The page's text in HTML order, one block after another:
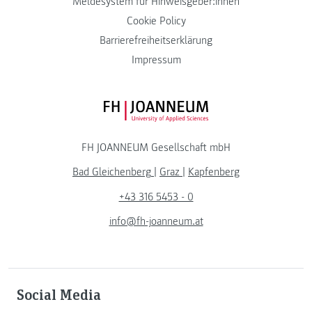
Cookie Policy
Barrierefreiheitserklärung
Impressum
FH JOANNEUM Logo
FH JOANNEUM Gesellschaft mbH
Bad Gleichenberg
Graz
Kapfenberg
+43 316 5453 - 0
info@fh-joanneum.at
Social Media